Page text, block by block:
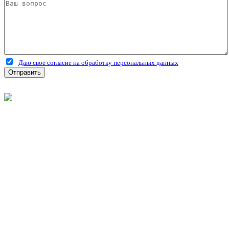
Даю своё согласие на обработку персональных данных
Отправить